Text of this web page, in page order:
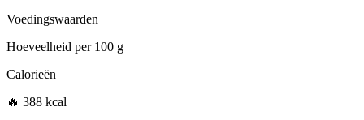
Voedingswaarden
Hoeveelheid per100 g
Calorieën
🔥 388 kcal